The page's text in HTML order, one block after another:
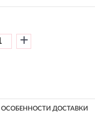
+
ОСОБЕННОСТИ ДОСТАВКИ